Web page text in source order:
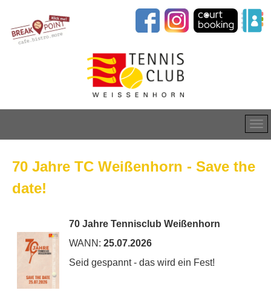
70 Jahre TC Weißenhorn - Save the
date!
70 Jahre Tennisclub Weißenhorn
WANN: 25.07.2026
Seid gespannt - das wird ein Fest!